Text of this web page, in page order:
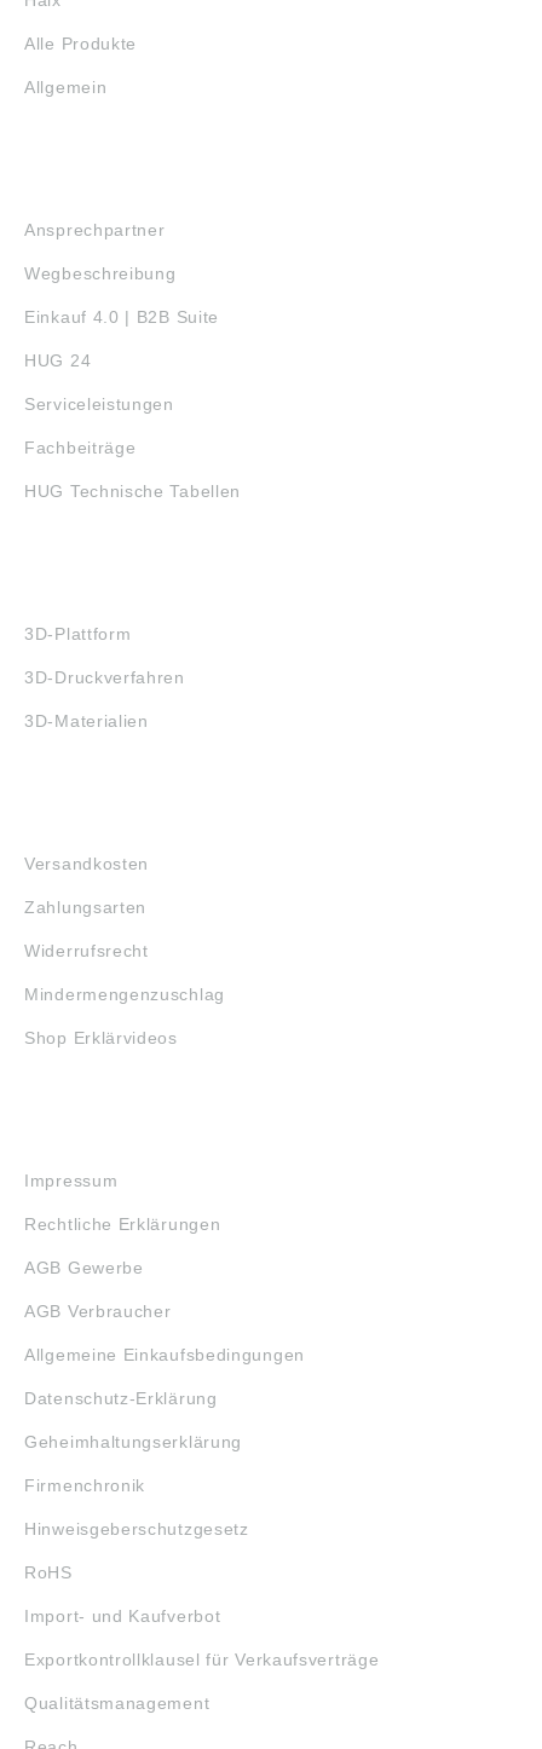
Alle Produkte
Allgemein
Ansprechpartner
Wegbeschreibung
Einkauf 4.0 | B2B Suite
HUG 24
Serviceleistungen
Fachbeiträge
HUG Technische Tabellen
3D-Plattform
3D-Druckverfahren
3D-Materialien
Versandkosten
Zahlungsarten
Widerrufsrecht
Mindermengenzuschlag
Shop Erklärvideos
Impressum
Rechtliche Erklärungen
AGB Gewerbe
AGB Verbraucher
Allgemeine Einkaufsbedingungen
Datenschutz-Erklärung
Geheimhaltungserklärung
Firmenchronik
Hinweisgeberschutzgesetz
RoHS
Import- und Kaufverbot
Exportkontrollklausel für Verkaufsverträge
Qualitätsmanagement